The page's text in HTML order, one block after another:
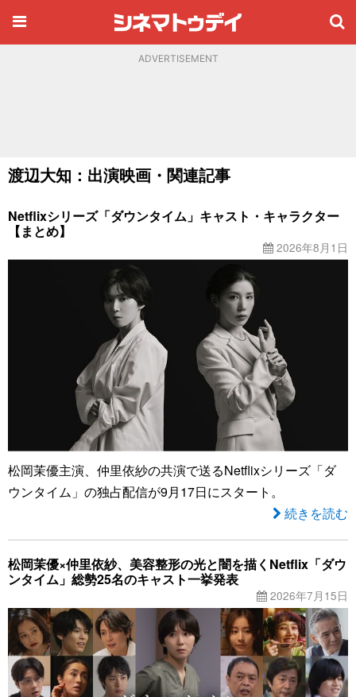
ADVERTISEMENT
渡辺大知：出演映画・関連記事
Netflixシリーズ「ダウンタイム」キャスト・キャラクター
【まとめ】
2026年8月1日
松岡茉優主演、仲里依紗の共演で送るNetflixシリーズ「ダ
ウンタイム」の独占配信が9月17日にスタート。
続きを読む
松岡茉優×仲里依紗、美容整形の光と闇を描くNetflix「ダウ
ンタイム」総勢25名のキャスト一挙発表
2026年7月15日